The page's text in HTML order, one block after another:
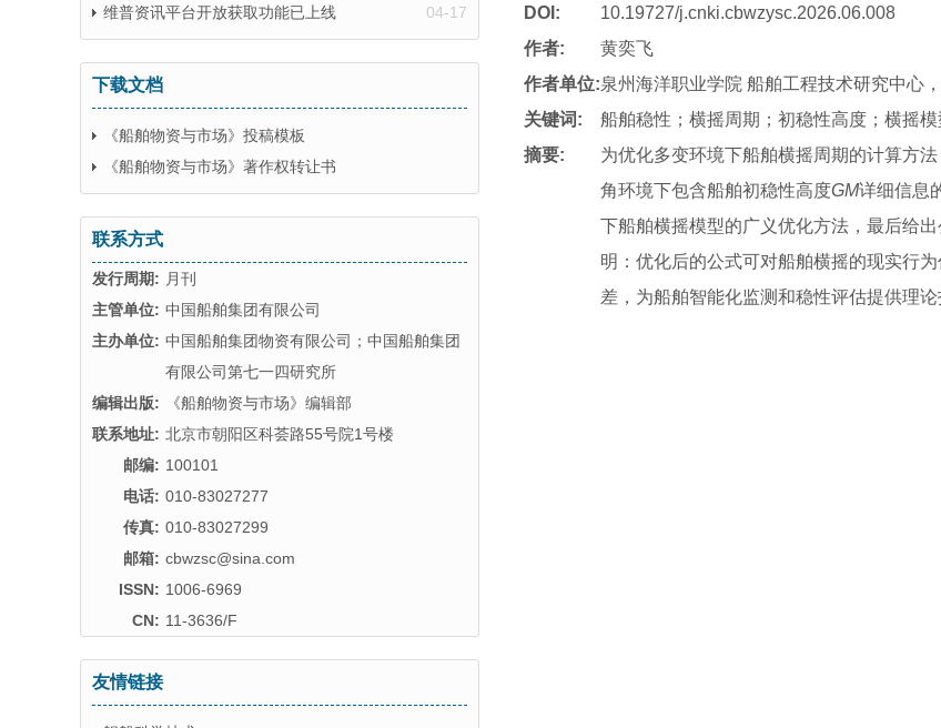
04-17
维普资讯平台开放获取功能已上线
下载文档
《船舶物资与市场》投稿模板
《船舶物资与市场》著作权转让书
联系方式
发行周期: 月刊
主管单位: 中国船舶集团有限公司
主办单位: 中国船舶集团物资有限公司；中国船舶集团
有限公司第七一四研究所
编辑出版:
《船舶物资与市场》编辑部
联系地址: 北京市朝阳区科荟路55号院1号楼
邮编: 100101
电话: 010-83027277
传真: 010-83027299
邮箱: cbwzsc@sina.com
ISSN: 1006-6969
CN: 11-3636/F
友情链接
DOI:
10.19727/j.cnki.cbwzysc.2026.06.008
作者:
黄奕飞
作者单位:泉州海洋职业学院 船舶工程技术研究中心
关键词:
船舶稳性；横摇周期；初稳性高度；横摇模
摘要:
为优化多变环境下船舶横摇周期的计算方
角环境下包含船舶初稳性高度GM详细信息
下船舶横摇模型的广义优化方法，最后给
明：优化后的公式可对船舶横摇的现实行
差，为船舶智能化监测和稳性评估提供理